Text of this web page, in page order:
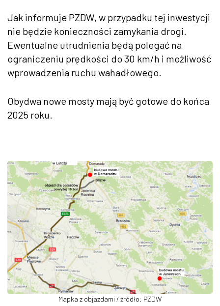
Jak informuje PZDW, w przypadku tej inwestycji
nie będzie konieczności zamykania drogi.
Ewentualne utrudnienia będą polegać na
ograniczeniu prędkości do 30 km/h i możliwość
wprowadzenia ruchu wahadłowego.
Obydwa nowe mosty mają być gotowe do końca
2025 roku.
Mapka z objazdami / źródło: PZDW